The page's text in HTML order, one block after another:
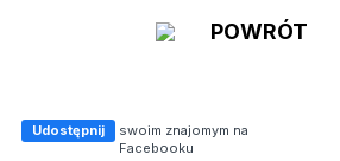
POWRÓT
Udostępnij
swoim znajomym na
Facebooku